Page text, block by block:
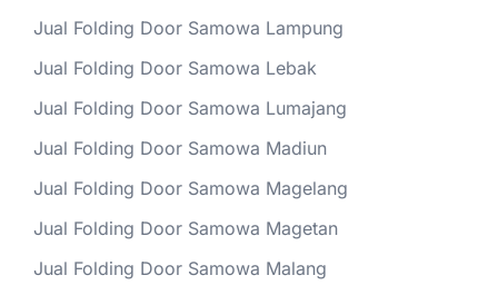
Jual Folding Door Samowa Lampung
Jual Folding Door Samowa Lebak
Jual Folding Door Samowa Lumajang
Jual Folding Door Samowa Madiun
Jual Folding Door Samowa Magelang
Jual Folding Door Samowa Magetan
Jual Folding Door Samowa Malang